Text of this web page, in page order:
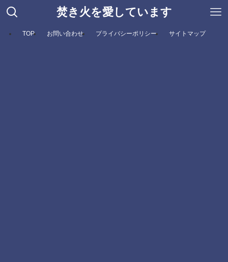
焚き火を愛しています
TOP お問い合わせ プライバシーポリシー サイトマップ